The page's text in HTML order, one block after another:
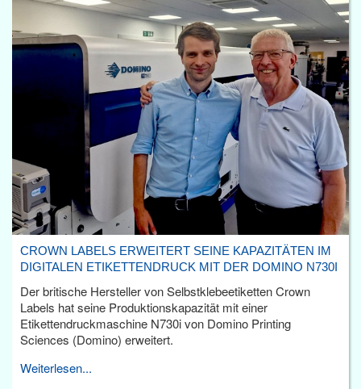
CROWN LABELS ERWEITERT SEINE KAPAZITÄTEN IM
DIGITALEN ETIKETTENDRUCK MIT DER DOMINO N730I
Der britische Hersteller von Selbstklebeetiketten Crown
Labels hat seine Produktionskapazität mit einer
Etikettendruckmaschine N730i von Domino Printing
Sciences (Domino) erweitert.
Weiterlesen...